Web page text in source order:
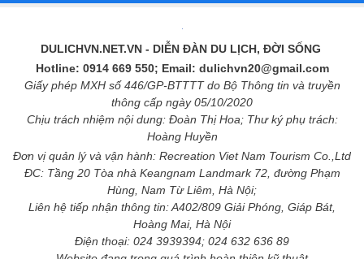
DULICHVN.NET.VN- DIỄN ĐÀN DU LỊCH, ĐỜI SỐNG
Hotline: 0914 669 550; Email: dulichvn20@gmail.com
Giấy phép MXH số 446/GP-BTTTT do Bộ Thông tin và truyền
thông cấp ngày 05/10/2020
Chịu trách nhiệm nội dung: Đoàn Thị Hoa; Thư ký phụ trách:
Hoàng Huyền
Đơn vị quản lý và vận hành: Recreation Viet Nam Tourism Co.,Ltd
ĐC: Tầng 20 Tòa nhà Keangnam Landmark 72, đường Phạm
Hùng, Nam Từ Liêm, Hà Nội;
Liên hệ tiếp nhận thông tin: A402/809 Giải Phóng, Giáp Bát,
Hoàng Mai, Hà Nội
Điện thoại: 024 3939394; 024 632 636 89